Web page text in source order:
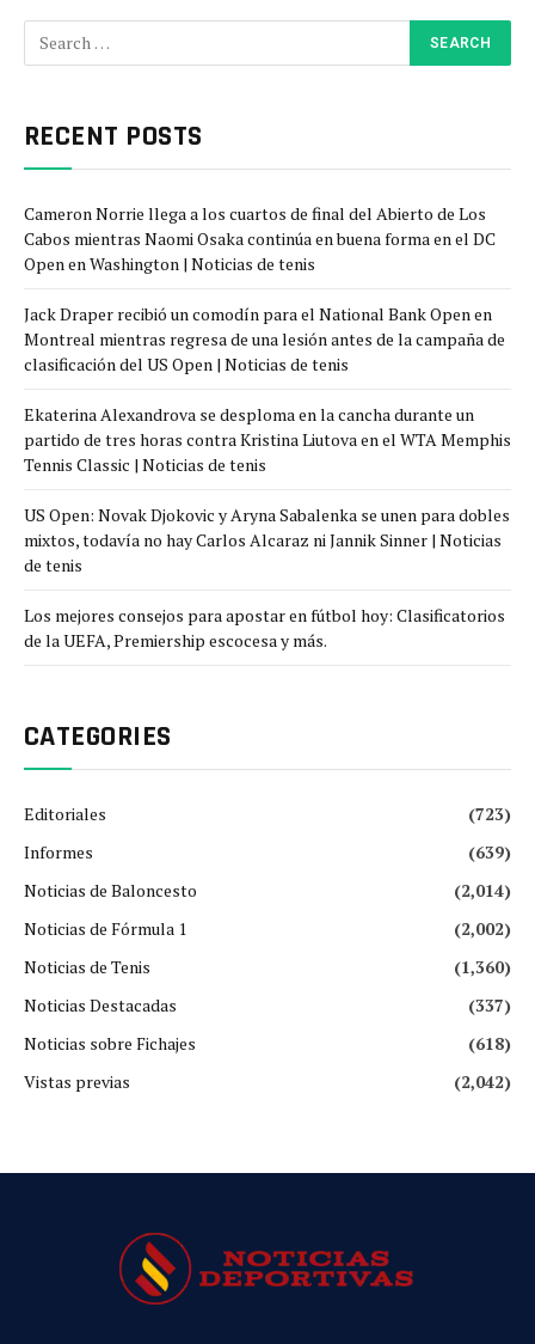
RECENT POSTS
Cameron Norrie llega a los cuartos de final del Abierto de Los
Cabos mientras Naomi Osaka continúa en buena forma en el DC
Open en Washington | Noticias de tenis
Jack Draper recibió un comodín para el National Bank Open en
Montreal mientras regresa de una lesión antes de la campaña de
clasificación del US Open | Noticias de tenis
Ekaterina Alexandrova se desploma en la cancha durante un
partido de tres horas contra Kristina Liutova en el WTA Memphis
Tennis Classic | Noticias de tenis
US Open: Novak Djokovic y Aryna Sabalenka se unen para dobles
mixtos, todavía no hay Carlos Alcaraz ni Jannik Sinner | Noticias
de tenis
Los mejores consejos para apostar en fútbol hoy: Clasificatorios
de la UEFA, Premiership escocesa y más.
CATEGORIES
Editoriales
(723)
Informes
(639)
Noticias de Baloncesto
(2,014)
Noticias de Fórmula 1
(2,002)
Noticias de Tenis
(1,360)
Noticias Destacadas
(337)
Noticias sobre Fichajes
(618)
Vistas previas
(2,042)